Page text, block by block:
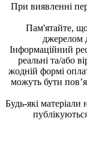
При виявленні
Пам'ятайте,
джерелом
Інформаційний
реальні та/або
жодній формі
можуть бути
Будь-які